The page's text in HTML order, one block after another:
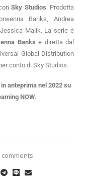
Sky Studios. Prodotta
Banks, Andrea
Malik. La serie è
Banks e diretta dal
Global Distribution
conto di Sky Studios.
anteprima nel 2022 su
NOW.
comments